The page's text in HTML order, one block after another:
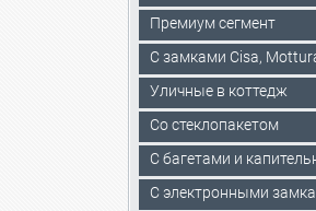
Премиум сегмент
C замками Cisa,
Уличные в коттедж
Со стеклопакетом
С багетами и
C электронными